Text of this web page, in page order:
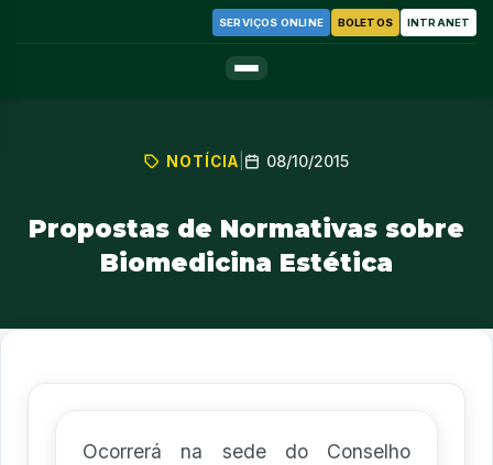
SERVIÇOS ONLINE BOLETOS INTRANET
NOTÍCIA 08/10/2015
Propostas de Normativas sobre
Biomedicina Estética
Ocorrerá na sede do Conselho